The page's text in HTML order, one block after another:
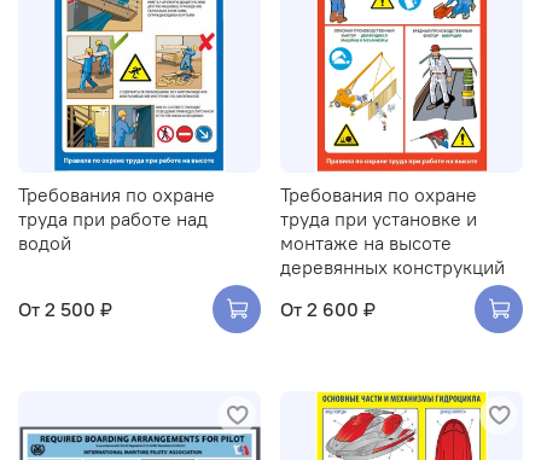
Требования по охране
труда при работе над
водой
От 2 500 ₽
Требования по охране
труда при установке и
монтаже на высоте
деревянных конструкций
От 2 600 ₽